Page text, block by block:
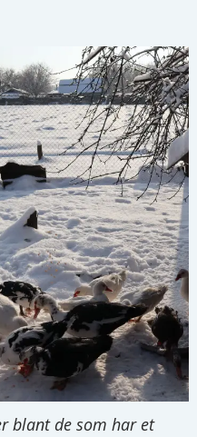
blant de som har et